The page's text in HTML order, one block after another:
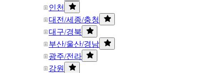
인천
대전/세종/충청
대구/경북
부산/울산/경남
광주/전라
강원